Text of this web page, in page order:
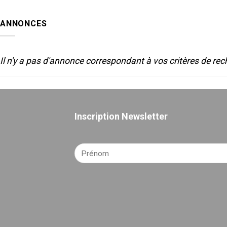
ANNONCES
Il n'y a pas d'annonce correspondant à vos critères de
Inscription Newsletter